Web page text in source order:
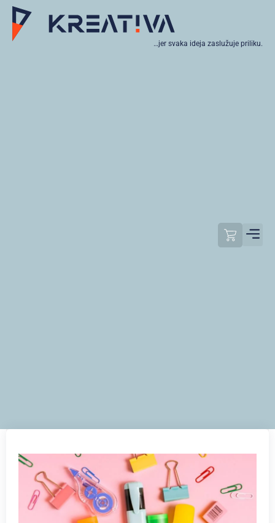
…jer svaka ideja zaslužuje priliku.